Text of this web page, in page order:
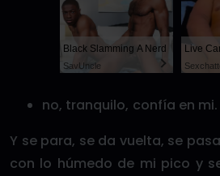
Black Slamming A Nerd
SayUncle
no, tranquilo, confía en
Y se para, se da vuelta, se
con lo húmedo de mi pico y